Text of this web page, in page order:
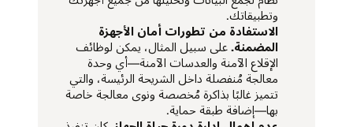
وتطبيقاتك.
الاستفادة من تطورات أمان الأجهزة
المضمنة.على سبيل المثال، يمكن لوظائف
الإقلاع الآمنة والعدسات الآمنة—أي وحدة
معالجة مُنفصلة داخل الشريحة الرئيسة، والتي
تتميز غالبًا بذاكرة مُخصصة ونوى معالجة خاصة
بها—إضافة طبقة حماية.